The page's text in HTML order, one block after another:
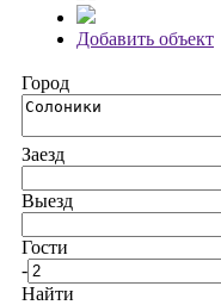
Добавить объект
Город
Заезд
Выезд
Гости
-
Найти